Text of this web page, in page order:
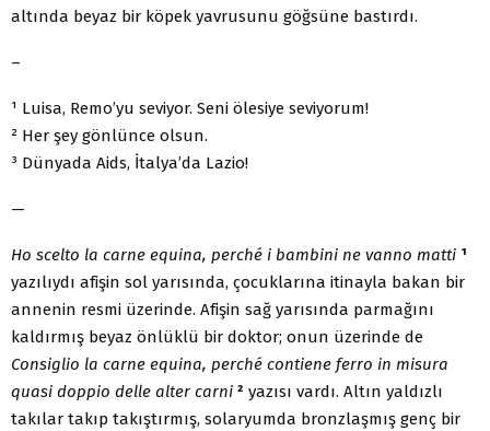
altında beyaz bir köpek yavrusunu göğsüne bastırdı.
–
¹ Luisa, Remo’yu seviyor. Seni ölesiye seviyorum!
² Her şey gönlünce olsun.
³ Dünyada Aids, İtalya’da Lazio!
—
Ho scelto la carne equina, perché i bambini ne vanno matti ¹
yazılıydı afişin sol yarısında, çocuklarına itinayla bakan bir
annenin resmi üzerinde. Afişin sağ yarısında parmağını
kaldırmış beyaz önlüklü bir doktor; onun üzerinde de
Consiglio la carne equina, perché contiene ferro in misura
quasi doppio delle alter carni ² yazısı vardı. Altın yaldızlı
takılar takıp takıştırmış, solaryumda bronzlaşmış genç bir